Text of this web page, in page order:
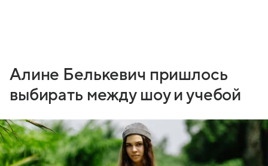
Алине Белькевич пришлось
выбирать между шоу и учебой